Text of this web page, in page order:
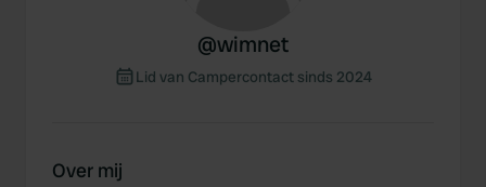
@wimnet
Lid van Campercontact sinds 2024
Over mij